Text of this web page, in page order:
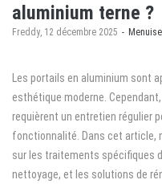
aluminium terne ?
by
Freddy 12 décembre 2025
Les portails en aluminium sont
esthétique moderne.
requièrent un entretien régulier
fonctionnalité. Dans cet article,
sur les traitements spécifiques
nettoyage, et les solutions de